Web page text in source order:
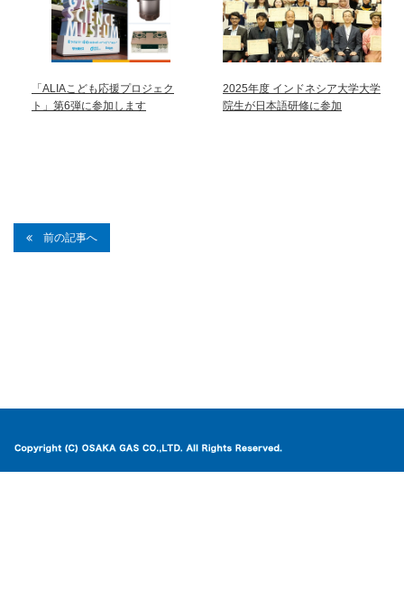
「ALIAこども応援プロジェク
ト」第6弾に参加します
2025年度 インドネシア大学大学
院生が日本語研修に参加
前の記事へ